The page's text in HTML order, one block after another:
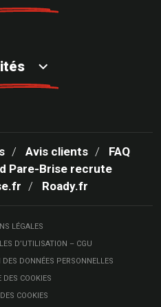
Avis clients
FAQ
Pare-Brise recrute
Roady.fr
LÉGALES
D’UTILISATION – CGU
DONNÉES PERSONNELLES
DES COOKIES
COOKIES